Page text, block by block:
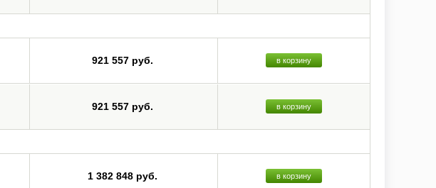
921 557 руб. в корзину
921 557 руб. в корзину
1 382 848 руб. в корзину